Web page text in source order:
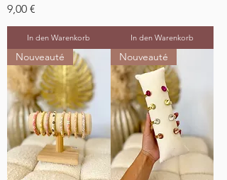
Preis
9,00 €
In den Warenkorb In den Warenkorb
Nouveauté Nouveauté